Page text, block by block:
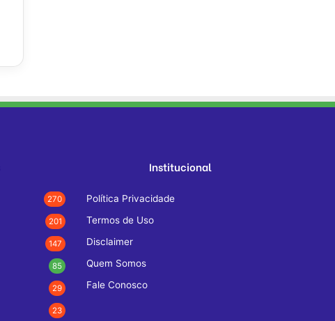
270
201
147
85
29
23
Institucional
Política Privacidade
Termos de Uso
Disclaimer
Quem Somos
Fale Conosco